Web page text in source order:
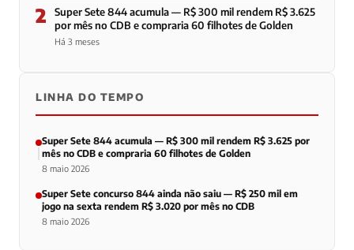
2
Super Sete 844 acumula — R$ 300 mil rendem R$ 3.625
por mês no CDB e compraria 60 filhotes de Golden
Há 3 meses
LINHA DO TEMPO
Super Sete 844 acumula — R$ 300 mil rendem R$ 3.625 por
mês no CDB e compraria 60 filhotes de Golden
8 maio 2026
Super Sete concurso 844 ainda não saiu — R$ 250 mil em
jogo na sexta rendem R$ 3.020 por mês no CDB
8 maio 2026